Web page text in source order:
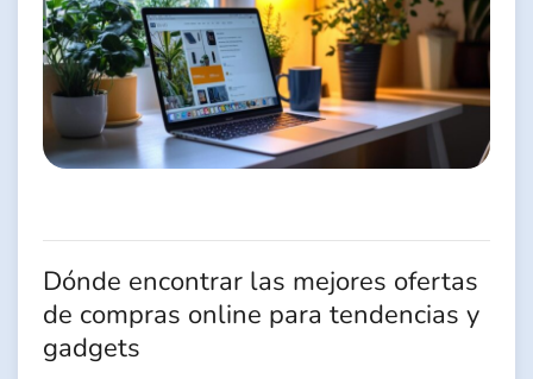
Dónde encontrar las mejores ofertas
de compras online para tendencias y
gadgets